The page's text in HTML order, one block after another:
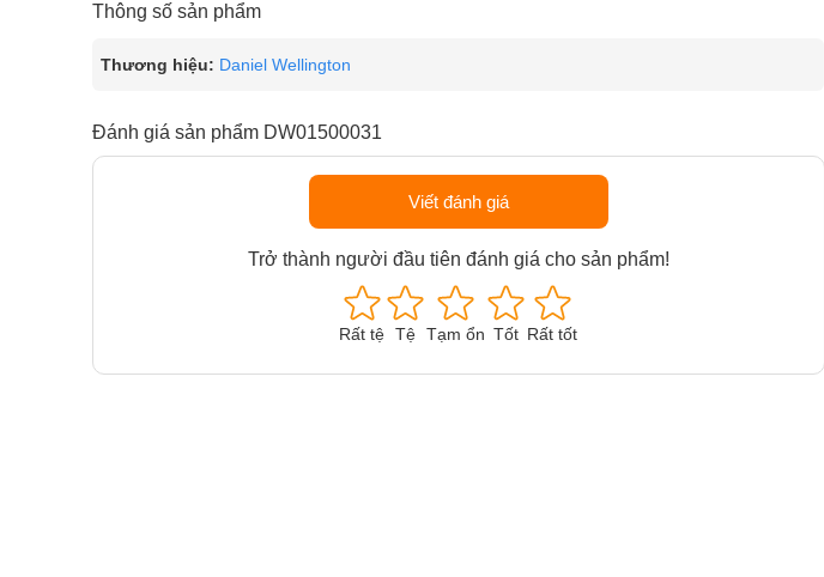
Thông số sản phẩm
Thương hiệu: Daniel Wellington
Đánh giá sản phẩm DW01500031
Viết đánh giá
Trở thành người đầu tiên đánh giá cho sản phẩm!
Rất tệ Tệ Tạm ổn Tốt Rất tốt